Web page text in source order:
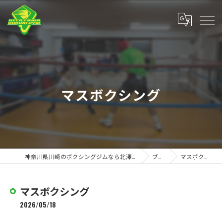
マスボクシング
ブログ マスボクシング
マスボクシング
2026/05/18